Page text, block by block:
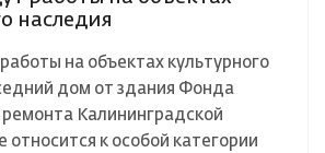
наследия
на объектах культурного
дом от здания Фонда
ремонта Калининградской
относится к особой категории